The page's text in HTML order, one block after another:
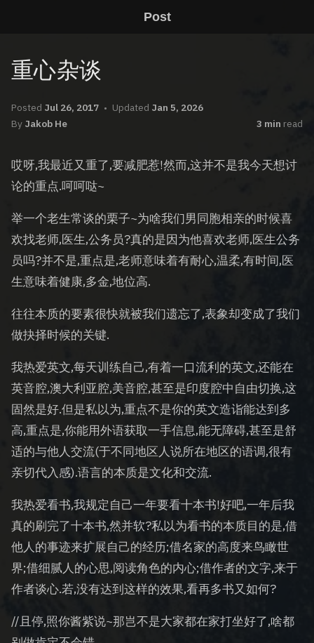
Post
重心杂谈
Posted Jul 26, 2017 Updated Jan 5, 2026
By Jakob He 3 min read
哎呀,我最近又重了,要减肥惹!然而,这并不是我今天想讨
论的重点.呵呵哒~
举一个老生常谈的栗子~为啥我们男同胞相亲的时候喜
欢找老师,医生,公务员?真的是因为他喜欢老师,医生公务
员吗?并不是,重点是,老师意味着有耐心,温柔,有时间,医
生意味着健康,多金,地位高.
往往本质的要素很快就被我们遗忘了,表象却变成了我们
做抉择时候的关键.
我热爱英文,每天训练自己,有着一口流利的英文,还能在
英音腔,澳大利亚腔,美音腔,甚至是印度腔中自由切换,这
固然是好.但是私以为,重点不是你的英文造诣能达到多
高,重点是,你能用外语获取一手信息,能无障碍,甚至是舒
适的与他人交流(于不同地区人说所在地区的语调,很有
亲切代入感).语言的本质是文化和交流.
我热爱看书,我规定自己一年要看十本书!好吧,一年后我
真的刷完了十本书,然并软?私以为看书的本质目的是,借
他人的事迹来扩展自己的经历;借名家的高度来鸟瞰世
界;借细腻人的心思,阅读角色的内心;借作者的文字,来于
作者谈心.若,没有达到这样的效果,看再多书又如何?
//且停,照你酱紫说~那岂不是大家都在家打坐好了,啥都